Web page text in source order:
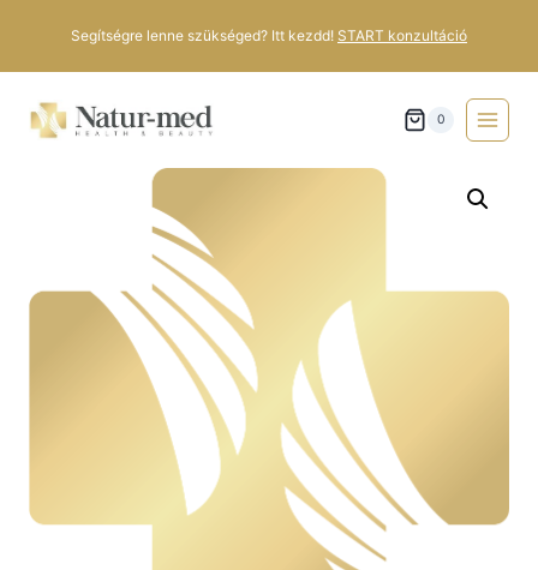
Segítségre lenne szükséged? Itt kezdd! START konzultáció
0